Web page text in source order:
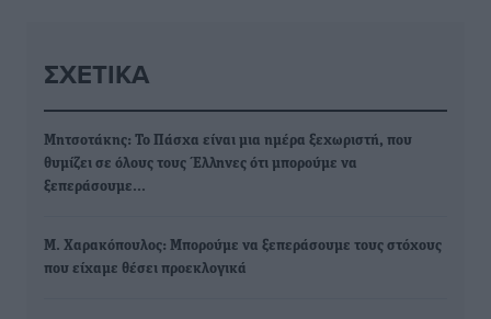
ΣΧΕΤΙΚΆ
Μητσοτάκης: Το Πάσχα είναι μια ημέρα ξεχωριστή, που
θυμίζει σε όλους τους Έλληνες ότι μπορούμε να
ξεπεράσουμε…
Μ. Χαρακόπουλος: Μπορούμε να ξεπεράσουμε τους στόχους
που είχαμε θέσει προεκλογικά